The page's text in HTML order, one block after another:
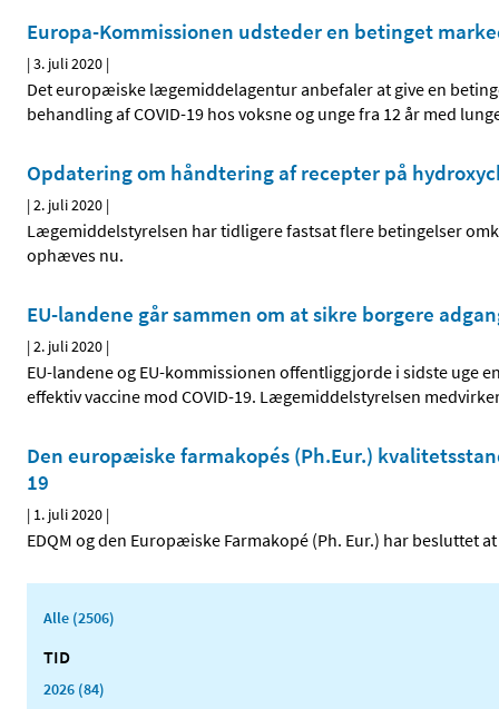
Europa-Kommissionen udsteder en betinget
|3. juli 2020 |
Det europæiske lægemiddelagentur anbefaler at give en
behandling af COVID-19 hos voksne og unge fra 12 år med
Opdatering om håndtering af recepter på
|2. juli 2020 |
Lægemiddelstyrelsen har tidligere fastsat flere betingelser
ophæves nu.
EU-landene går sammen om at sikre borgere
|2. juli 2020 |
EU-landene og EU-kommissionen offentliggjorde i sidste uge
effektiv vaccine mod COVID-19. Lægemiddelstyrelsen
Den europæiske farmakopés (Ph.Eur.)
19
| 1. juli 2020 |
EDQM og den Europæiske Farmakopé (Ph. Eur.) har besluttet
Alle (2506)
TID
2026 (84)